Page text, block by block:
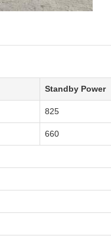
Standby Power
825
660